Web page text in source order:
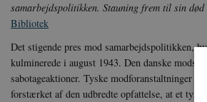
samarbejdspolitikken. Stauning frem til sin
Bibliotek
Det stigende pres mod samarbejdspolitikken,
kulminerede i august 1943. Den danske
sabotageaktioner. Tyske modforanstaltninger
forstærket af den udbredte opfattelse, at et